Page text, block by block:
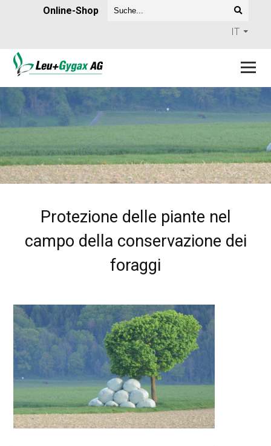
Online-Shop
IT
Protezione delle piante nel
campo della conservazione dei
foraggi